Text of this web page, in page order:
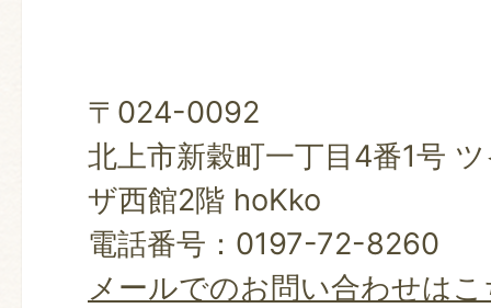
〒024-0092
北上市新穀町一丁目4番1号
ザ西館2階 hoKko
電話番号：0197-72-8260
メールでのお問い合わせは